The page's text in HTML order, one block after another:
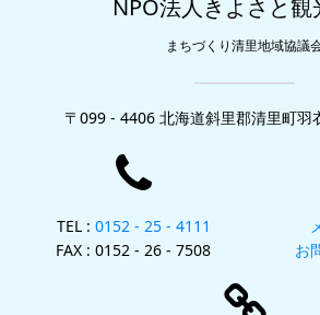
NPO法人きよさと観
まちづくり清里地域協議
〒099 - 4406 北海道斜里郡清里町羽
TEL : 0152 - 25 - 4111
FAX : 0152 - 26 - 7508
お